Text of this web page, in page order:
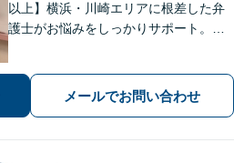
以上】横浜・川崎エリアに根差した弁
護士がお悩みをしっかりサポート。明
メールでお問い合わせ